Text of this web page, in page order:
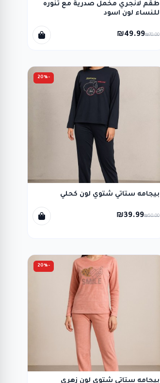
طقم لانجري مخمل صدرية مع تنوره
للنساء لون اسود
₪49.99₪70.00
-20%
بيجامه ستاتي شتوي لون كحلي
₪39.99₪50.00
-20%
بيجامه ستاتي شتوي لون زهري